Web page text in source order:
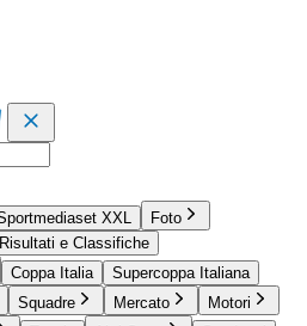
XXL
Foto
Risultati e Classifiche
Coppa Italia
Supercoppa Italiana
Squadre Mercato
Motori